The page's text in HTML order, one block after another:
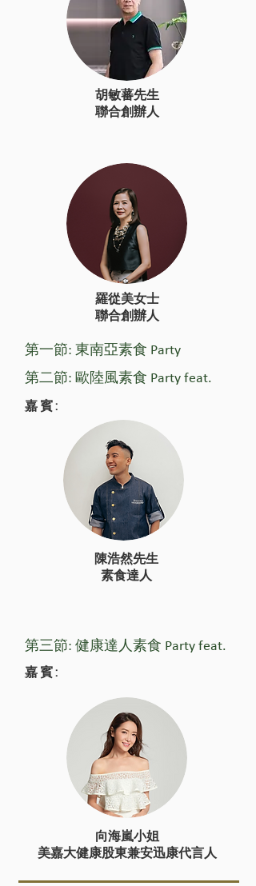
胡敏蕃先生
聯合創辦人
羅從美女士
聯合創辦人
第一節: 東南亞素食 Party
第二節: 歐陸風素食 Party feat.
嘉賓:
陳浩然先生
素食達人
第三節: 健康達人素食 Party feat.
嘉賓:
向海嵐小姐
美嘉大健康股東兼安迅康代言人